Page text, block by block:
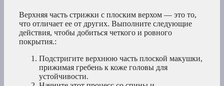
Верхняя часть стрижки с плоским верхом — это то,
что отличает ее от других. Выполните следующие
действия, чтобы добиться четкого и ровного
покрытия.:
Подстригите верхнюю часть плоской макушки,
прижимая гребень к коже головы для
устойчивости.